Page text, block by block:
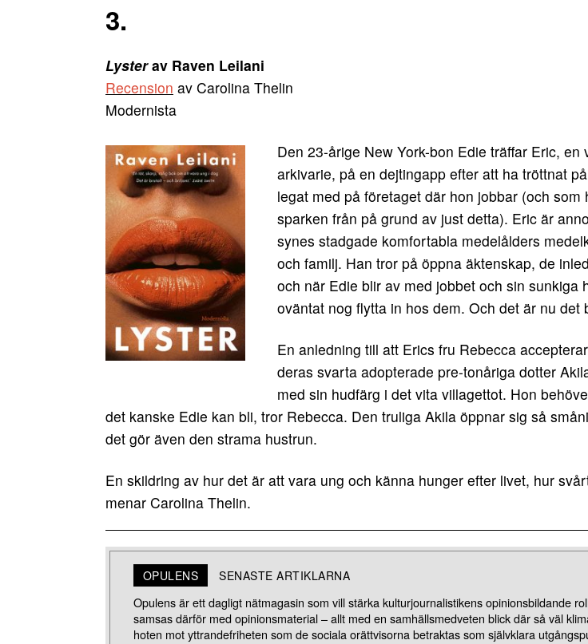
3.
Lysterav Raven Leilani
Recension av Carolina Thelin
Modernista
Den 23-årige New York-bon Edie träffar Eric, en
arkivarie, på en dejtingapp efter att ha tröttnat
legat med på företaget där hon jobbar (och som
sparken från på grund av just detta). Eric är
synes stadgade komfortabla medelålders
och familj. Han tror på öppna äktenskap, de
och när Edie blir av med jobbet och sin sunkiga
oväntat nog flytta in hos dem. Och det är nu det
En anledning till att Erics fru Rebecca
deras svarta adopterade pre-tonåriga dotter
med sin hudfärg i det vita villagettot. Hon
det kanske Edie kan bli, tror Rebecca. Den truliga Akila öppnar sig så
det gör även den strama hustrun.
En skildring av hur det är att vara ung och känna hunger efter livet, hur
menar Carolina Thelin.
OPULENS SENASTE ARTIKLARNA
Opulens är ett dagligt nätmagasin som vill stärka kulturjournalistikens opinionsbildande
samsas därför med opinionsmaterial – allt med en samhällsmedveten blick där så väl
hoten mot yttrandefriheten som de sociala orättvisorna betraktas som självklara